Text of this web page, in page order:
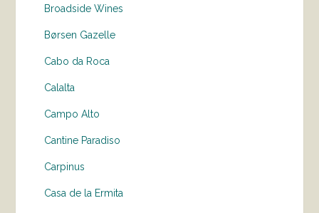
Broadside Wines
Børsen Gazelle
Cabo da Roca
Calalta
Campo Alto
Cantine Paradiso
Carpinus
Casa de la Ermita